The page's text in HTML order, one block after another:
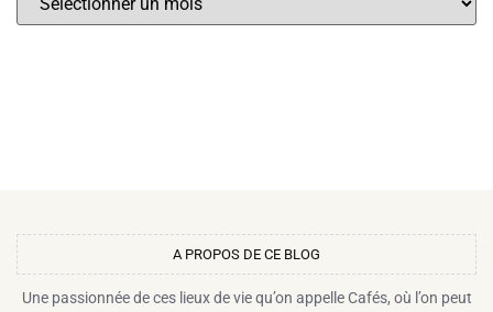
A PROPOS DE CE BLOG​
Une passionnée de ces lieux de vie qu’on appelle Cafés, où l’on peut